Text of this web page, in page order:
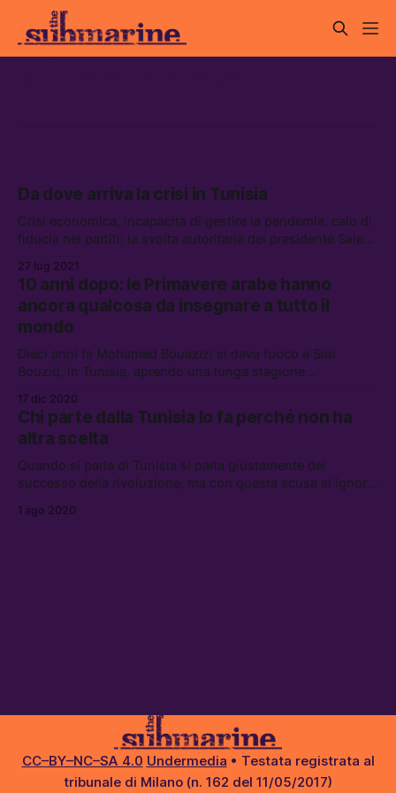
Da dove arriva la crisi in Tunisia
Crisi economica, incapacità di gestire la pandemia, calo di
fiducia nei partiti: la svolta autoritaria del presidente Saied
27 lug 2021
10 anni dopo: le Primavere arabe hanno
ancora qualcosa da insegnare a tutto il
mondo
Dieci anni fa Mohamed Bouazizi si dava fuoco a Sidi
Bouzid, in Tunisia, aprendo una lunga stagione
non si può parlare di un fallimento
17 dic 2020
Chi parte dalla Tunisia lo fa perché non ha
altra scelta
Quando si parla di Tunisia si parla giustamente del
successo della rivoluzione, ma con questa scusa si ignora
particolare nel sud del paese
1 ago 2020
CC–BY–NC–SA 4.0 Undermedia • Testata registrata al
tribunale di Milano (n. 162 del 11/05/2017)